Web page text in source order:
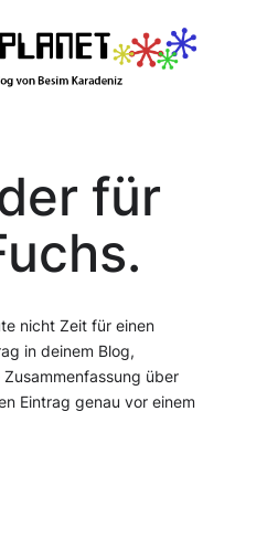
für
nicht Zeit für einen
in deinem Blog,
über
Eintrag genau vor einem